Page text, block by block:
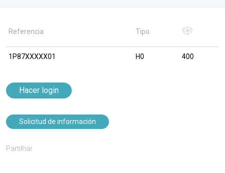
Referencia Tipo
1P87XXXXX01 H0 400
Hacer login
Solicitud de información
Partilhar